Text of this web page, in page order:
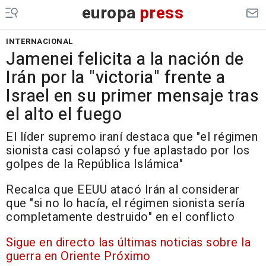
europa press
INTERNACIONAL
Jamenei felicita a la nación de
Irán por la "victoria" frente a
Israel en su primer mensaje tras
el alto el fuego
El líder supremo iraní destaca que "el régimen
sionista casi colapsó y fue aplastado por los
golpes de la República Islámica"
Recalca que EEUU atacó Irán al considerar
que "si no lo hacía, el régimen sionista sería
completamente destruido" en el conflicto
Sigue en directo las últimas noticias sobre la
guerra en Oriente Próximo